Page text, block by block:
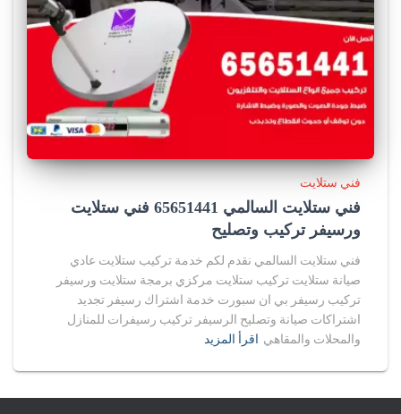
فني ستلايت
فني ستلايت السالمي 65651441 فني ستلايت
ورسيفر تركيب وتصليح
فني ستلايت السالمي نقدم لكم خدمة تركيب ستلايت عادي
صيانة ستلايت تركيب ستلايت مركزي برمجة ستلايت ورسيفر
تركيب رسيفر بي ان سبورت خدمة اشتراك رسيفر تجديد
اشتراكات صيانة وتصليح الرسيفر تركيب رسيفرات للمنازل
والمحلات والمقاهي اقرأ المزيد